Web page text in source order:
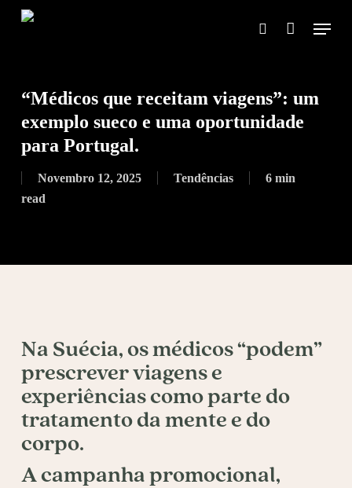
search
Menu
“Médicos que receitam viagens”: um
exemplo sueco e uma oportunidade
para Portugal.
Novembro 12, 2025 Tendências
6 min
read
Na Suécia, os médicos “podem”
prescrever viagens e
experiências como parte do
tratamento da mente e do
corpo.
A campanha promocional,